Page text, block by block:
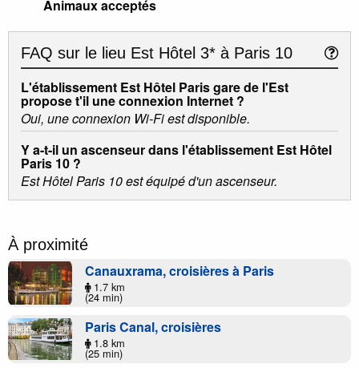
Animaux acceptés
FAQ sur le lieu Est Hôtel 3* à Paris 10
L'établissement Est Hôtel Paris gare de l'Est
propose t'il une connexion Internet ?
Oui, une connexion Wi-Fi est disponible.
Y a-t-il un ascenseur dans l'établissement Est Hôtel
Paris 10 ?
Est Hôtel Paris 10 est équipé d'un ascenseur.
À proximité
Canauxrama, croisières à Paris
1.7 km
(24 min)
Paris Canal, croisières
1.8 km
(25 min)